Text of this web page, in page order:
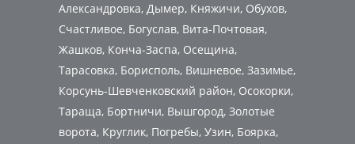
Александровка, Дымер, Княжичи, Обухов,
Счастливое, Богуслав, Вита-Почтовая,
Жашков, Конча-Заспа, Осещина,
Тарасовка, Борисполь, Вишневое, Зазимье,
Корсунь-Шевченковский район, Осокорки,
Тараща, Бортничи, Вышгород, Золотые
ворота, Круглик, Погребы, Узин, Боярка,